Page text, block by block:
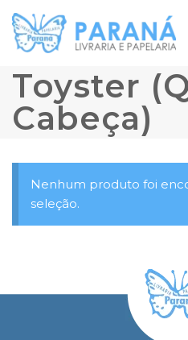
Toyster
Cabeça)
Nenhum produto foi
seleção.